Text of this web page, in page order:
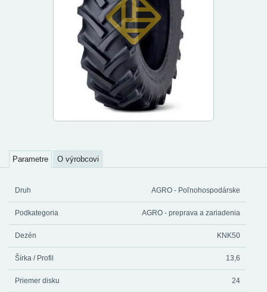
Parametre O výrobcovi
Druh AGRO - Poľnohospodárske
Podkategoria AGRO - preprava a zariadenia
Dezén KNK50
Šírka / Profil 13,6
Priemer disku 24